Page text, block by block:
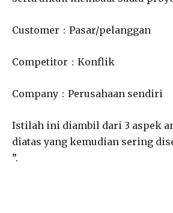
Customer：Pasar/pelanggan
Competitor：Konflik
Company：Perusahaan sendiri
Istilah ini diambil dari 3 aspek
diatas yang kemudian sering
”.